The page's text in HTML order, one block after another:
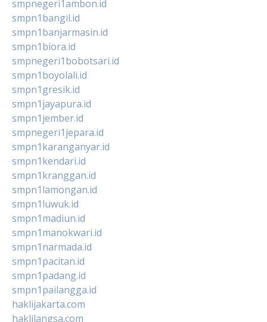
smpnegeri1ambon.id
smpn1bangil.id
smpn1banjarmasin.id
smpn1biora.id
smpnegeri1bobotsari.id
smpn1boyolali.id
smpn1gresik.id
smpn1jayapura.id
smpn1jember.id
smpnegeri1jepara.id
smpn1karanganyar.id
smpn1kendari.id
smpn1kranggan.id
smpn1lamongan.id
smpn1luwuk.id
smpn1madiun.id
smpn1manokwari.id
smpn1narmada.id
smpn1pacitan.id
smpn1padang.id
smpn1pailangga.id
haklijakarta.com
haklilangsa.com